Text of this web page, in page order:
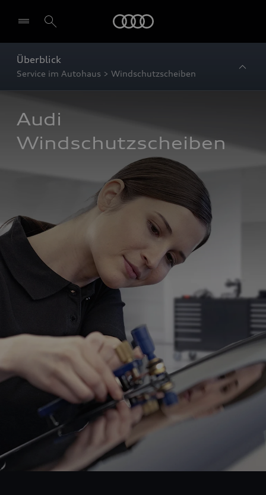
Überblick
Service im Autohaus > Windschutzscheiben
Audi
Windschutzscheiben